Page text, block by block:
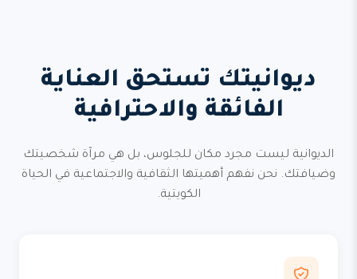
ديوانيتك تستحق العناية
الفائقة والاحترافية
الديوانية ليست مجرد مكان للجلوس، بل هي مرآة شخصيتك
وضيافتك. نحن نفهم أهميتها الثقافية والاجتماعية في الحياة
الكويتية.